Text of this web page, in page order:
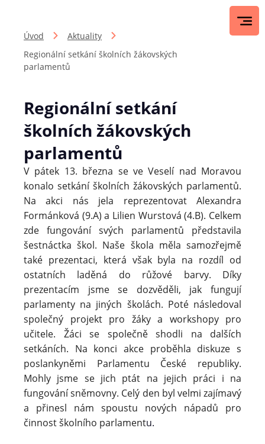
Úvod
Aktuality
Regionální setkání školních žákovských
parlamentů
Regionální setkání
školních žákovských
parlamentů
V pátek 13. března se ve Veselí nad Moravou
konalo setkání školních žákovských parlamentů.
Na akci nás jela reprezentovat Alexandra
Formánková (9.A) a Lilien Wurstová (4.B). Celkem
zde fungování svých parlamentů představila
šestnáctka škol. Naše škola měla samozřejmě
také prezentaci, která však byla na rozdíl od
ostatních laděná do růžové barvy. Díky
prezentacím jsme se dozvěděli, jak fungují
parlamenty na jiných školách. Poté následoval
společný projekt pro žáky a workshopy pro
učitele. Žáci se společně shodli na dalších
setkáních. Na konci akce proběhla diskuze s
poslankyněmi Parlamentu České republiky.
Mohly jsme se jich ptát na jejich práci i na
fungování sněmovny. Celý den byl velmi zajímavý
a přinesl nám spoustu nových nápadů pro
činnost školního parlamentu.